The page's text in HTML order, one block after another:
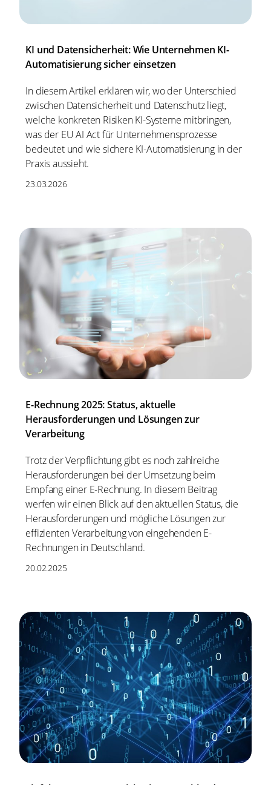
KI und Datensicherheit: Wie Unternehmen KI-
Automatisierung sicher einsetzen
In diesem Artikel erklären wir, wo der Unterschied
zwischen Datensicherheit und Datenschutz liegt,
welche konkreten Risiken KI-Systeme mitbringen,
was der EU AI Act für Unternehmensprozesse
bedeutet und wie sichere KI-Automatisierung in der
Praxis aussieht.
23.03.2026
E-Rechnung 2025: Status, aktuelle
Herausforderungen und Lösungen zur
Verarbeitung
Trotz der Verpflichtung gibt es noch zahlreiche
Herausforderungen bei der Umsetzung beim
Empfang einer E-Rechnung. In diesem Beitrag
werfen wir einen Blick auf den aktuellen Status, die
Herausforderungen und mögliche Lösungen zur
effizienten Verarbeitung von eingehenden E-
Rechnungen in Deutschland.
20.02.2025